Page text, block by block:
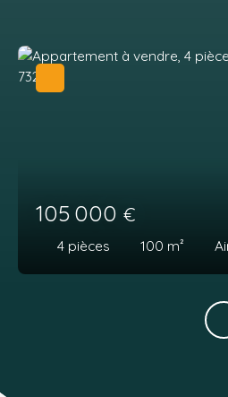
105 000 €
4 pièces 100 m²